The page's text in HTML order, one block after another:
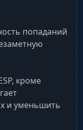
попаданий
кроме
и уменьшить